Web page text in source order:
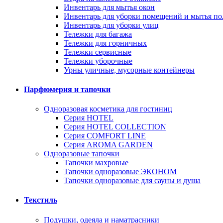
Инвентарь для мытья окон
Инвентарь для уборки помещений и мытья
Инвентарь для уборки улиц
Тележки для багажа
Тележки для горничных
Тележки сервисные
Тележки уборочные
Урны уличные, мусорные контейнеры
Парфюмерия и тапочки
Одноразовая косметика для гостиниц
Серия HOTEL
Серия HOTEL COLLECTION
Серия СOMFORT LINE
Серия AROMA GARDEN
Одноразовые тапочки
Тапочки махровые
Тапочки одноразовые ЭКОНОМ
Тапочки одноразовые для сауны и душа
Текстиль
Подушки, одеяла и наматрасники